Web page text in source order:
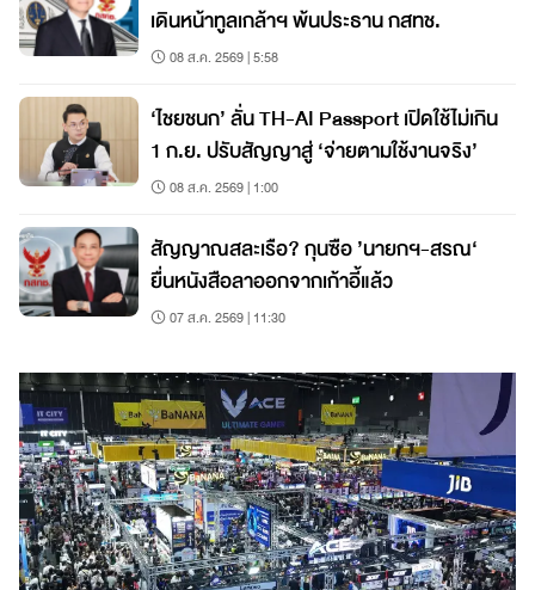
เดินหน้าทูลเกล้าฯ พ้นประธาน กสทช.
08 ส.ค. 2569 | 5:58
‘ไชยชนก’ ลั่น TH-AI Passport เปิดใช้ไม่เกิน
1 ก.ย. ปรับสัญญาสู่ ‘จ่ายตามใช้งานจริง’
08 ส.ค. 2569 | 1:00
สัญญาณสละเรือ? กุนซือ ’นายกฯ-สรณ‘
ยื่นหนังสือลาออกจากเก้าอี้แล้ว
07 ส.ค. 2569 | 11:30